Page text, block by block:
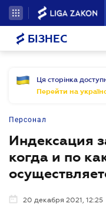
БІЗНЕС
Ця сторінка
Перейти на
Персонал
Индексация
когда и по
20 декабря 2021, 12:25